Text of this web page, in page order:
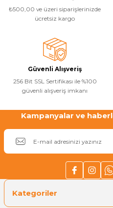
Havuz
Havuz Pompa
Havuz
Jakuzi Sauna
Kartuş Filtreler
Kuvars Cam
Ürün fiyatı diğer sitelerden
₺500,00 ve üzeri siparişlerinizde
ücretsiz kargo
Güvenli Alışveriş
256 Bit SSL Sertifikası ile %100
güvenli alışveriş imkanı
Kampanyalar ve
Kategoriler